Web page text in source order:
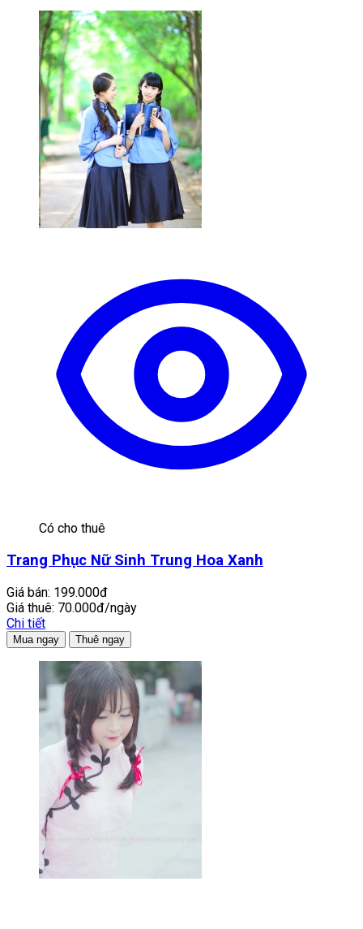
Có cho thuê
Trang Phục Nữ Sinh Trung Hoa Xanh
Giá bán: 199.000đ
Giá thuê: 70.000đ/ngày
Chi tiết
Mua ngay Thuê ngay